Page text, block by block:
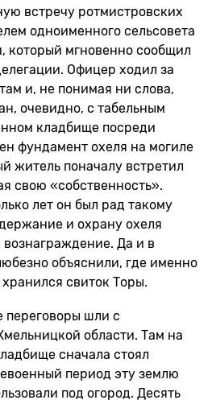
встречу ротмистровских
одноименного сельсовета
который мгновенно сообщил
Офицер ходил за
и, не понимая ни слова,
очевидно, с табельным
кладбище посреди
фундамент охеля на могиле
житель поначалу встретил
свою «собственность».
лет он был рад такому
и охрану охеля
Да и в
объяснили, где именно
свиток Торы.
переговоры шли с
области. Там на
сначала стоял
период эту землю
под огород. Десять